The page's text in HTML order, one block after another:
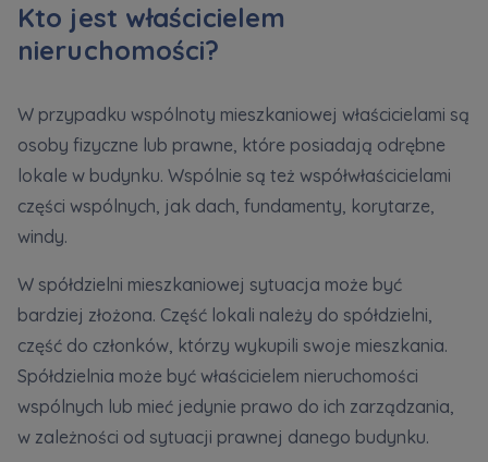
Kto jest właścicielem
nieruchomości?
W przypadku wspólnoty mieszkaniowej właścicielami są
osoby fizyczne lub prawne, które posiadają odrębne
lokale w budynku. Wspólnie są też współwłaścicielami
części wspólnych, jak dach, fundamenty, korytarze,
windy.
W spółdzielni mieszkaniowej sytuacja może być
bardziej złożona. Część lokali należy do spółdzielni,
część do członków, którzy wykupili swoje mieszkania.
Spółdzielnia może być właścicielem nieruchomości
wspólnych lub mieć jedynie prawo do ich zarządzania,
w zależności od sytuacji prawnej danego budynku.